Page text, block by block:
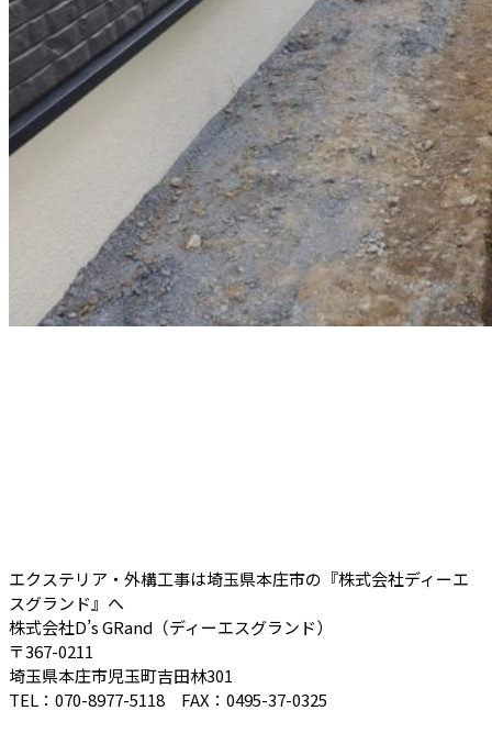
エクステリア・外構工事は埼玉県本庄市の『株式会社ディーエ
スグランド』へ
株式会社D’s GRand（ディーエスグランド）
〒367-0211
埼玉県本庄市児玉町吉田林301
TEL：070-8977-5118 FAX：0495-37-0325